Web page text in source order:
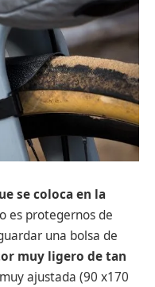
se coloca en la
es protegernos de
una bolsa de
muy ligero de tan
ajustada (90 x170